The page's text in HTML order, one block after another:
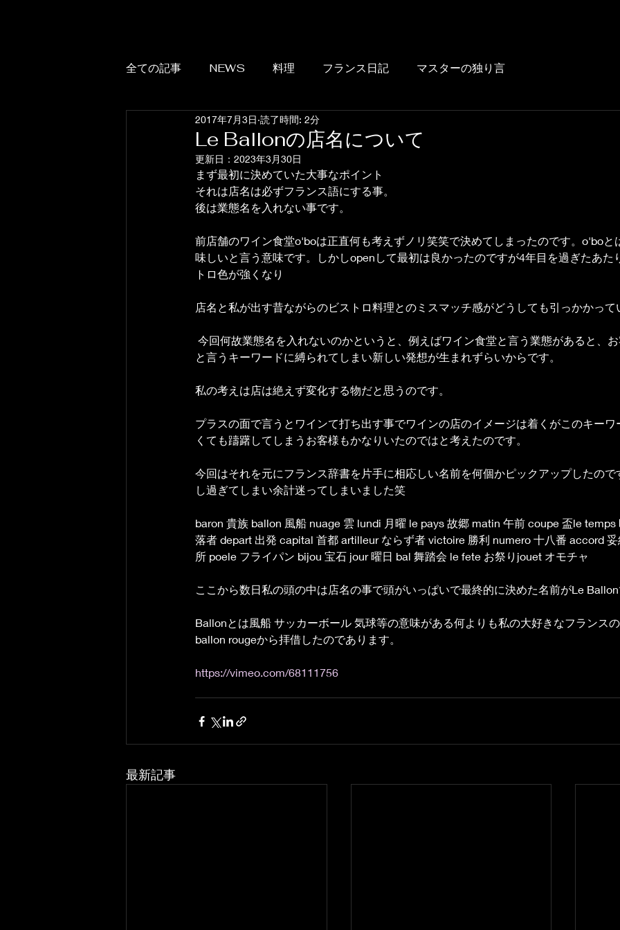
全ての記事 NEWS 料理 フランス日記 マスターの独り言
Le Ballonの店名について
2017年7月3日 読了時間: 2分
更新日： 2023年3月30日
まず最初に決めていた大事なポイント
それは店名は必ずフランス語にする事。
後は業態名を入れない事です。
前店舗のワイン食堂o'boは正直何も考えずノリ笑笑で決めてしまったのです。o'boと
味しいと言う意味です。しかしopenして最初は良かったのですが4年目を過ぎたあた
トロ色が強くなり
店名と私が出す昔ながらのビストロ料理とのミスマッチ感がどうしても引っかかって
今回何故業態名を入れないのかというと、例えばワイン食堂と言う業態があると、
と言うキーワードに縛られてしまい新しい発想が生まれずらいからです。
私の考えは店は絶えず変化する物だと思うのです。
プラスの面で言うとワインて打ち出す事でワインの店のイメージは着くがこのキー
くても躊躇してしまうお客様もかなりいたのではと考えたのです。
今回はそれを元にフランス辞書を片手に相応しい名前を何個かピックアップしたので
し過ぎてしまい余計迷ってしまいました笑
baron 貴族 ballon 風船 nuage 雲 lundi 月曜 le pays 故郷 matin 午前 coupe 盃le
落者 depart 出発 capital 首都 artilleur ならず者 victoire 勝利 numero 十八番 accord
所 poele フライパン bijou 宝石 jour 曜日 bal 舞踏会 le fete お祭りjouet オモチャ
ここから数日私の頭の中は店名の事で頭がいっぱいで最終的に決めた名前がLe
Ballonとは風船 サッカーボール 気球等の意味がある何よりも私の大好きなフランス
ballon rougeから拝借したのであります。
https://vimeo.com/68111756
最新記事